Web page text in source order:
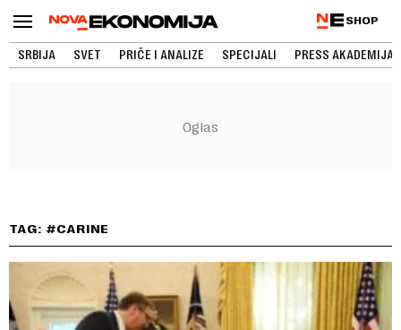
SHOP
SRBIJA SVET PRIČE I ANALIZE SPECIJALI PRESS AKADEMIJA
TAG: #CARINE